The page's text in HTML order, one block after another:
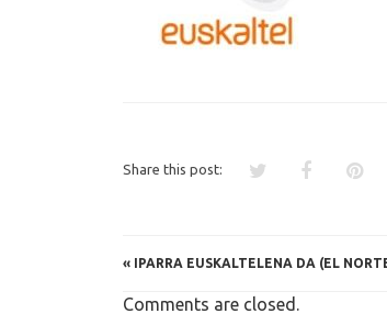
Share this post:
« IPARRA EUSKALTELENA DA (EL
Comments are closed.